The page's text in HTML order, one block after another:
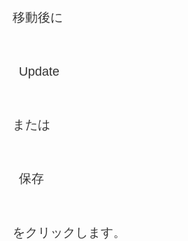
移動後に
Update
または
保存
をクリックします。